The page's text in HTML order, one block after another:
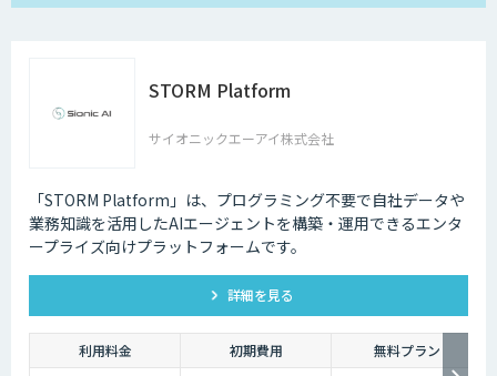
100,000円/月
事前デポジット
・各サービス毎の利用
ポイントは以下の通り
OCR 5ポイン
ト/1ページあたり
ト/1審査
STORM Platform
サイオニックエーアイ株式会社
「STORM Platform」は、プログラミング不要で自社データや
業務知識を活用したAIエージェントを構築・運用できるエンタ
ープライズ向けプラットフォームです。
詳細を見る
利用料金 初期費用
無料プラン